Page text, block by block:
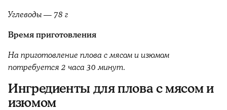
Углеводы — 78 г
Время приготовления
На приготовление плова с мясом и изюмом
потребуется 2 часа 30 минут.
Ингредиенты для плова с мясом и
изюмом